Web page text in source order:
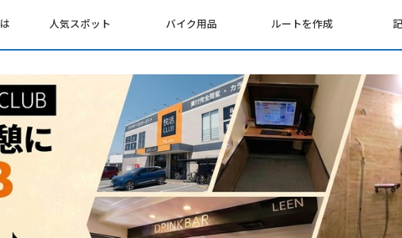
人気スポット バイク用品 ルートを作成